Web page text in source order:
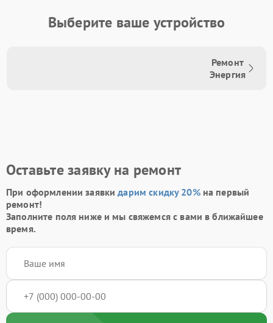
Выберите ваше устройство
Ремонт
Энергия
Оставьте заявку на ремонт
При оформлении заявкидарим скидку 20%на первый
ремонт!
Заполните поля ниже и мы свяжемся с вами в ближайшее
время.